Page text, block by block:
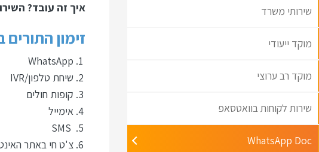
שירותי משרד
מוקד ייעודי
מוקד רב ערוצי
שירות לקוחות בוואטסאפ
WhatsApp Doc
איך זה עובד? השירות יינתן 24/7 ומגובה ע"י כלל המערכות
זימון
WhatsApp
שיחת טלפון/IVR
קופות חולים
אימייל
צ'ט חי באתר